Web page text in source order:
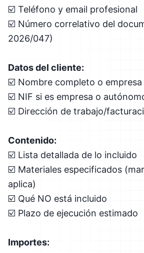
☑️ Teléfono y email profesional
☑️ Número correlativo del
2026/047)
Datos del cliente:
☑️ Nombre completo o empresa
☑️ NIF si es empresa o
☑️ Dirección de trabajo/
Contenido:
☑️ Lista detallada de lo incluido
☑️ Materiales especificados
aplica)
☑️ Qué NO está incluido
☑️ Plazo de ejecución estimado
Importes: